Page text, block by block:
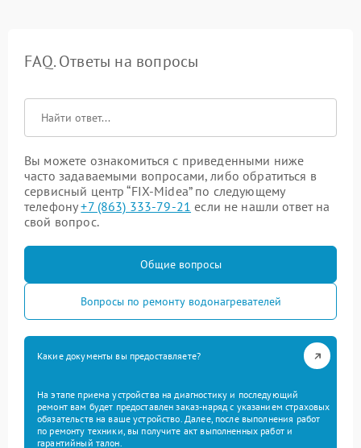
FAQ. Ответы на вопросы
Вы можете ознакомиться с приведенными ниже
часто задаваемыми вопросами, либо обратиться в
сервисный центр “FIX-Midea” по следующему
телефону+7 (863) 333-79-21 если не нашли ответ на
свой вопрос.
Общие вопросы
Вопросы по ремонту водонагревателей
Какие документы вы предоставляете?
На этапе приема устройства на диагностику и последующий
ремонт вам будет предоставлен заказ-наряд с указанием страховых
обязательств на ваше устройство. Далее, после выполнения работ
по ремонту техники, вы получите акт выполненных работ и
гарантийный талон.